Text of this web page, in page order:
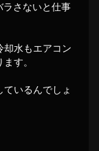
ラさないと仕事
却水もエアコン
す。
いるんでしょ